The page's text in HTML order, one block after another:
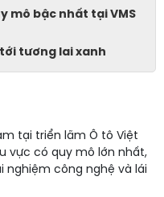
mô bậc nhất tại VMS
tương lai xanh
tại triển lãm Ô tô Việt
vực có quy mô lớn nhất,
nghiệm công nghệ và lái